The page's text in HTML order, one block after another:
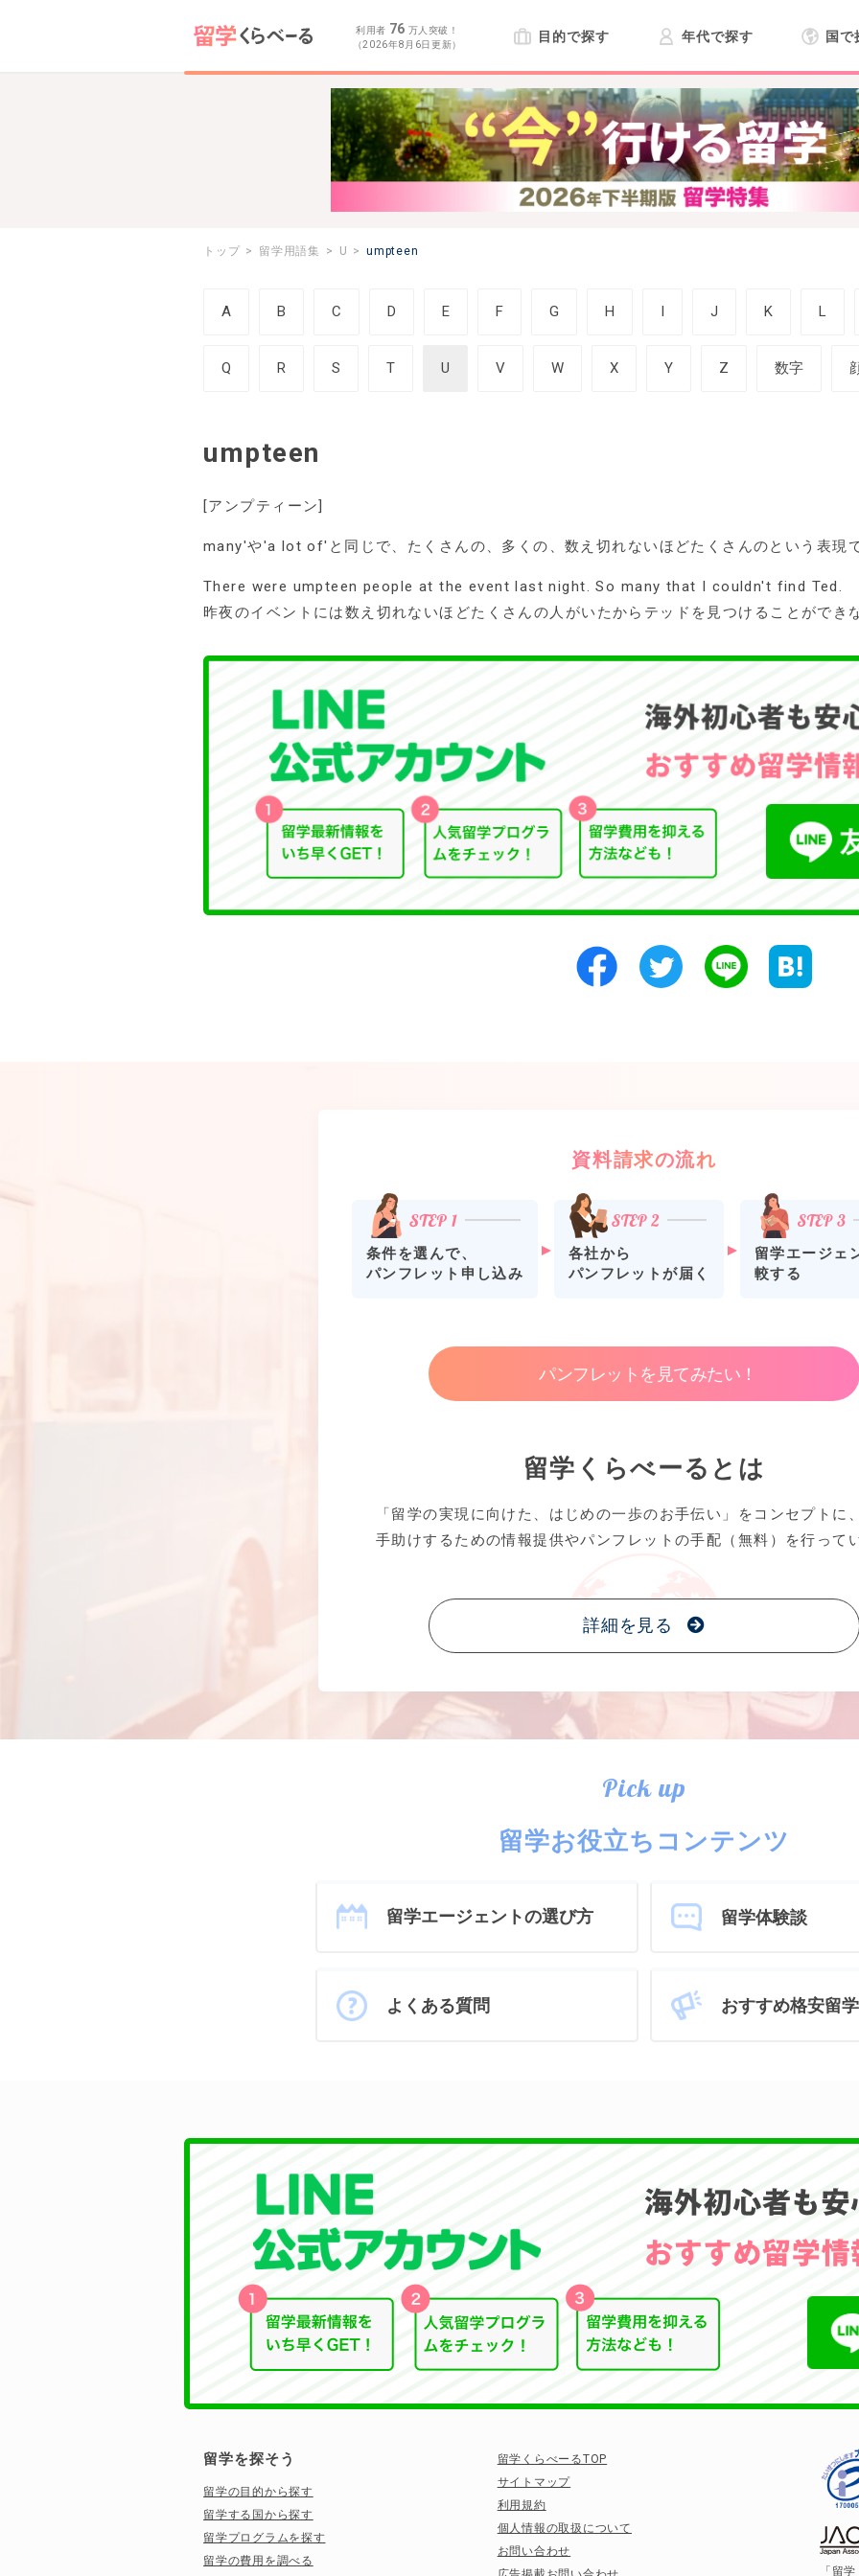
利用者 76 万人突破！
（2026年8月6日更新）
目的で探す 年代で探す 国で
トップ 留学用語集 U umpteen
A B C D E F G H I J K L
Q R S T U V W X Y Z 数字
umpteen
[アンプティーン]
many'や'a lot of'と同じで、たくさんの、多くの、数え切れないほどたくさんのという表現
There were umpteen people at the event last night. So many that I couldn't find Ted.
昨夜のイベントには数え切れないほどたくさんの人がいたからテッドを見つけることができ
資料請求の流れ
条件を選んで、
パンフレット申し込み
各社から
パンフレットが届く
留学エージェ
較する
パンフレットを見てみたい！
留学くらべーるとは
「留学の実現に向けた、はじめの一歩のお手伝い」をコンセプトに
手助けするための情報提供やパンフレットの手配（無料）を行って
詳細を見る
Pick up
留学お役立ちコンテンツ
留学エージェントの選び方 留学体験談
よくある質問 おすすめ格安留学
留学を探そう
留学の目的から探す
留学する国から探す
留学プログラムを探す
留学の費用を調べる
留学くらべーるTOP
サイトマップ
利用規約
個人情報の取扱について
お問い合わせ
「留